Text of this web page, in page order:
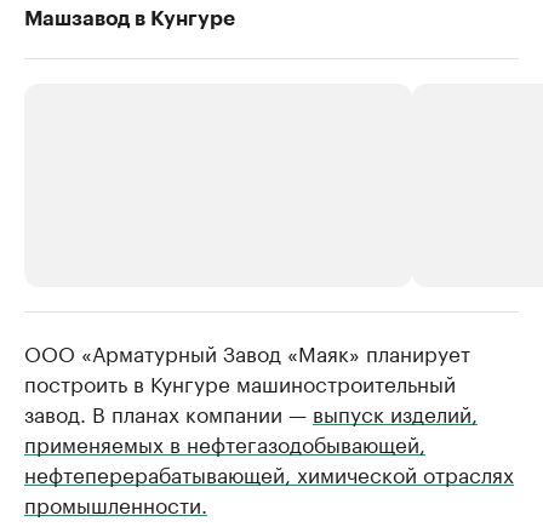
Машзавод в Кунгуре
Крупнейшие производители и
продавцы медийной продукции
Ознакомьтесь с информацией в каталоге
Страховые
Посмотрите в
ООО «Арматурный Завод «Маяк» планирует
построить в Кунгуре машиностроительный
завод. В планах компании — выпуск изделий,
применяемых в нефтегазодобывающей,
нефтеперерабатывающей, химической отраслях
промышленности.